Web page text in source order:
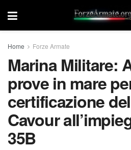
Home Forze Armate
Marina Militare:
prove in mare
certificazione
Cavour
35B